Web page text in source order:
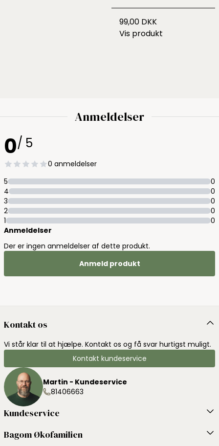
99,00 DKK
Vis produkt
Anmeldelser
0/ 5
0 anmeldelser
5
0
4
0
3
0
2
0
1
0
Anmeldelser
Der er ingen anmeldelser af dette produkt.
Anmeld produkt
Kontakt os
Vi står klar til at hjælpe. Kontakt os og få svar hurtigst muligt.
Kontakt kundeservice
Martin - Kundeservice
81406663
Kundeservice
Bagom Økofamilien